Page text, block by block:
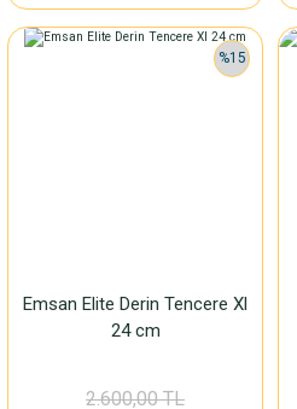
%15
Emsan Elite Derin Tencere Xl
24 cm
2.600,00 TL